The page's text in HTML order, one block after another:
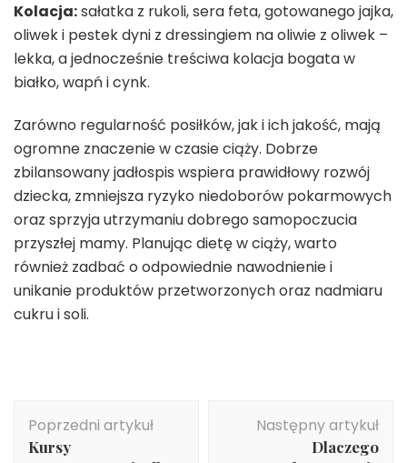
Kolacja:sałatka z rukoli, sera feta, gotowanego jajka,
oliwek i pestek dyni z dressingiem na oliwie z oliwek –
lekka, a jednocześnie treściwa kolacja bogata w
białko, wapń i cynk.
Zarówno regularność posiłków, jak i ich jakość, mają
ogromne znaczenie w czasie ciąży. Dobrze
zbilansowany jadłospis wspiera prawidłowy rozwój
dziecka, zmniejsza ryzyko niedoborów pokarmowych
oraz sprzyja utrzymaniu dobrego samopoczucia
przyszłej mamy. Planując dietę w ciąży, warto
również zadbać o odpowiednie nawodnienie i
unikanie produktów przetworzonych oraz nadmiaru
cukru i soli.
wpisu
Poprzedni artykuł
Kursy
Następny artykuł
Dlaczego